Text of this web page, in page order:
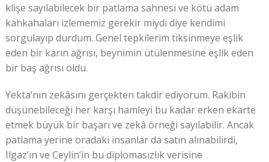
klişe sayılabilecek bir patlama sahnesi ve kötü adam
kahkahaları izlememiz gerekir miydi diye kendimi
sorgulayıp durdum. Genel tepkilerim tiksinmeye eşlik
eden bir karın ağrısı, beynimin ütülenmesine eşlik eden
bir baş ağrısı oldu.
Yekta’nın zekâsını gerçekten takdir ediyorum. Rakibin
düşünebileceği her karşı hamleyi bu kadar erken ekarte
etmek büyük bir başarı ve zekâ örneği sayılabilir. Ancak
patlama yerine oradaki insanlar da satın alınabilirdi,
Ilgaz’ın ve Ceylin’in bu diplomasızlık verisine